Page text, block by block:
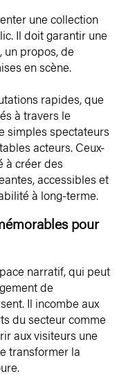
une collection
Il doit garantir une
un propos, de
en scène.
rapides, que
à travers le
simples spectateurs
acteurs. Ceux-
à créer des
accessibles et
à long-terme.
pour
narratif, qui peut
de
Il incombe aux
du secteur comme
aux visiteurs une
transformer la